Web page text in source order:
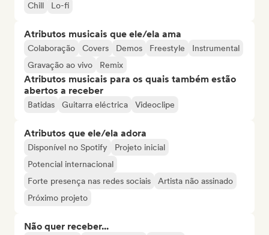
Chill Lo-fi
Atributos musicais que ele/ela ama
Colaboração Covers Demos Freestyle
Instrumental
Gravação ao vivo
Remix
Atributos musicais para os quais também estão
abertos a receber
Batidas Guitarra eléctrica Videoclipe
Atributos que ele/ela adora
Disponível no Spotify
Projeto inicial
Potencial internacional
Forte presença nas redes sociais
Artista não assinado
Próximo projeto
Não quer receber...